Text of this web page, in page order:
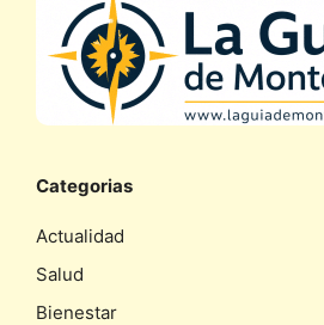
Categorias
Actualidad
Salud
Bienestar